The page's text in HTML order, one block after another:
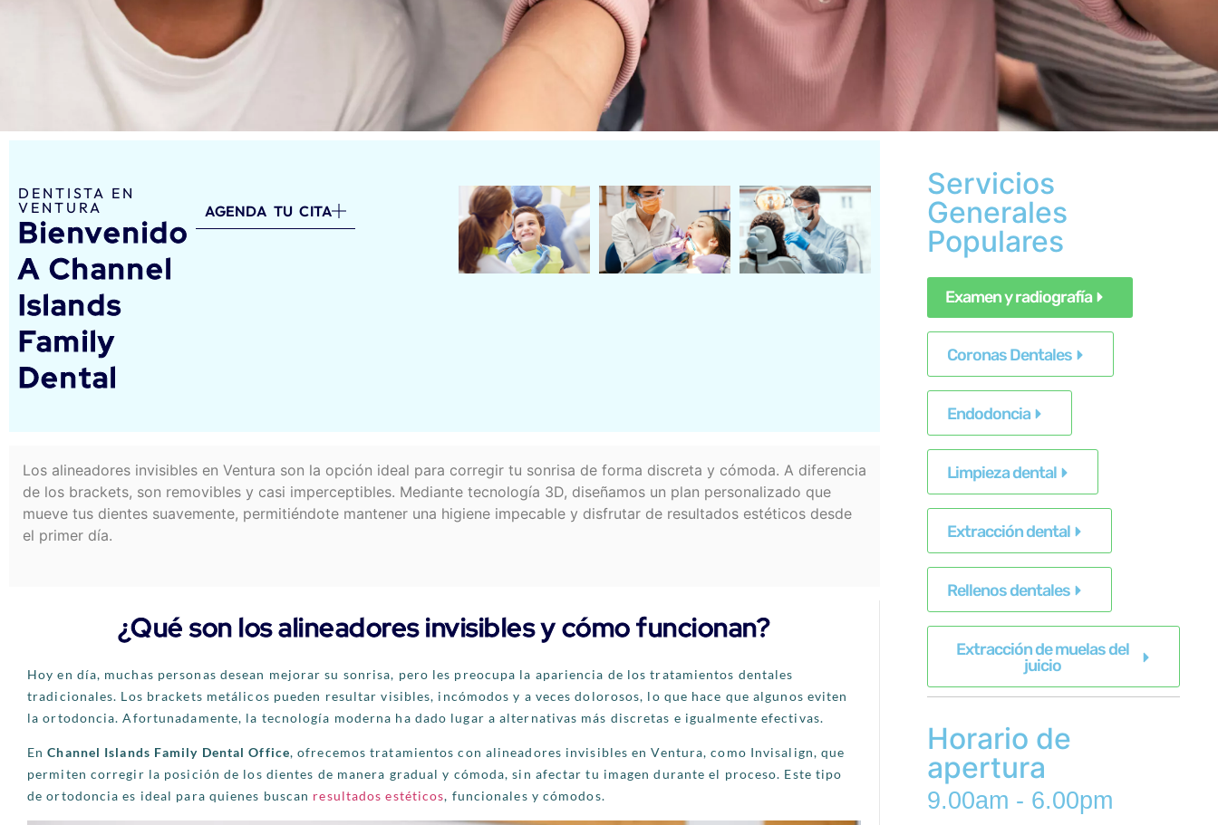
DENTISTA EN
VENTURA
Bienvenido
A Channel
Islands
Family
Dental
AGENDA TU CITA
Los alineadores invisibles en Ventura son la opción ideal para corregir tu sonrisa de forma discreta y cómoda. A diferencia
de los brackets, son removibles y casi imperceptibles. Mediante tecnología 3D, diseñamos un plan personalizado que
mueve tus dientes suavemente, permitiéndote mantener una higiene impecable y disfrutar de resultados estéticos desde
el primer día.
¿Qué son los alineadores invisibles y cómo funcionan?
Hoy en día, muchas personas desean mejorar su sonrisa, pero les preocupa la apariencia de los tratamientos dentales
tradicionales. Los brackets metálicos pueden resultar visibles, incómodos y a veces dolorosos, lo que hace que algunos eviten
la ortodoncia. Afortunadamente, la tecnología moderna ha dado lugar a alternativas más discretas e igualmente efectivas.
EnChannel Islands Family Dental Office, ofrecemos tratamientos con alineadores invisibles en Ventura, como Invisalign, que
permiten corregir la posición de los dientes de manera gradual y cómoda, sin afectar tu imagen durante el proceso. Este tipo
de ortodoncia es ideal para quienes buscan resultados estéticos, funcionales y cómodos.
Servicios
Generales
Populares
Examen y radiografía
Coronas Dentales
Endodoncia
Limpieza dental
Extracción dental
Rellenos dentales
Extracción de muelas del
juicio
Horario de
apertura
9.00am - 6.00pm